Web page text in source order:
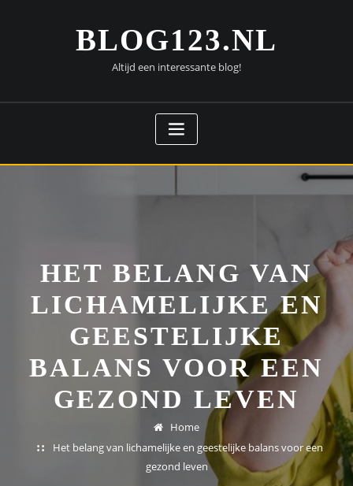
BLOG123.NL
Altijd een interessante blog!
HET BELANG VAN
LICHAMELIJKE EN
GEESTELIJKE
BALANS VOOR EEN
GEZOND LEVEN
Home
Het belang van lichamelijke en geestelijke balans voor een
gezond leven